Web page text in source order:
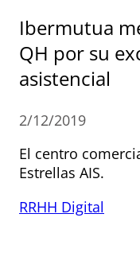
Ibermutua
QH por su
asistencial
2/12/2019
El centro
Estrellas AIS.
RRHH Digital